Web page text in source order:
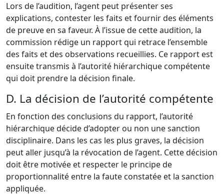
Lors de l’audition, l’agent peut présenter ses
explications, contester les faits et fournir des éléments
de preuve en sa faveur. À l’issue de cette audition, la
commission rédige un rapport qui retrace l’ensemble
des faits et des observations recueillies. Ce rapport est
ensuite transmis à l’autorité hiérarchique compétente
qui doit prendre la décision finale.
D. La décision de l’autorité compétente
En fonction des conclusions du rapport, l’autorité
hiérarchique décide d’adopter ou non une sanction
disciplinaire. Dans les cas les plus graves, la décision
peut aller jusqu’à la révocation de l’agent. Cette décision
doit être motivée et respecter le principe de
proportionnalité entre la faute constatée et la sanction
appliquée.